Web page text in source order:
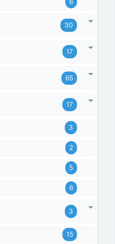
6
30
17
65
17
3
2
5
6
3
15